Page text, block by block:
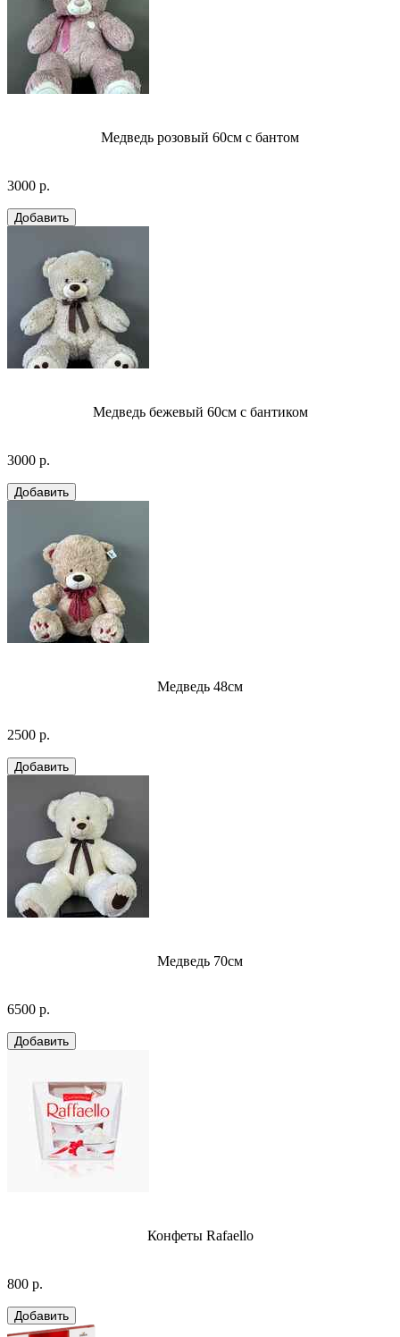
Медведь розовый 60см с бантом
3000 р.
Медведь бежевый 60см с бантиком
3000 р.
Медведь 48см
2500 р.
Медведь 70см
6500 р.
Конфеты Rafaello
800 р.